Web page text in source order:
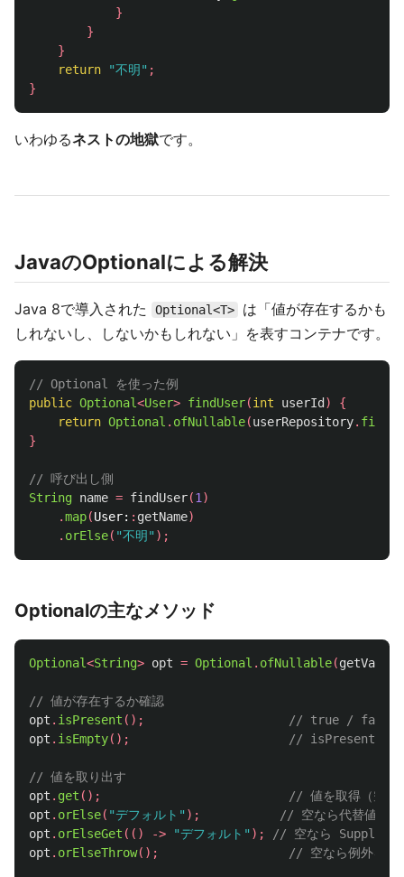
}
}
}
return
"不明" ;
}
いわゆるネストの地獄です。
JavaのOptionalによる解決
Java 8で導入された Optional<T>
は「値が存在するかも
しれないし、しないかもしれない」を表すコンテナです。
// Optional を使った例
public Optional<User> findUser(int userId )
{
return Optional . ofNullable(userRepository.
}
// 呼び出し側
String name = findUser(1 )
.map(User: : getName)
. orElse( "不明" );
Optionalの主なメソッド
Optional<String> opt = Optional . ofNullable(getValue
// 値が存在するか確認
opt . isPresent ();
// true / false
opt . isEmpty(); // isPresent()の
// 値を取り出す
opt . get ();
// 値を取得（空だ
opt . orElse( "デフォルト" );
// 空なら代替値を返
opt . orElseGet (() -> "デフォルト" );
// 空なら Supplier
opt . orElseThrow(); // 空なら例外をス